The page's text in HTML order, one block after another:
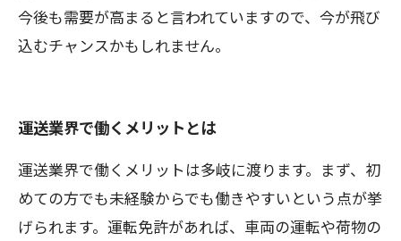
今後も需要が高まると言われていますので、今が飛び
込むチャンスかもしれません。
運送業界で働くメリットとは
運送業界で働くメリットは多岐に渡ります。まず、初
めての方でも未経験からでも働きやすいという点が挙
げられます。運転免許があれば、車両の運転や荷物の